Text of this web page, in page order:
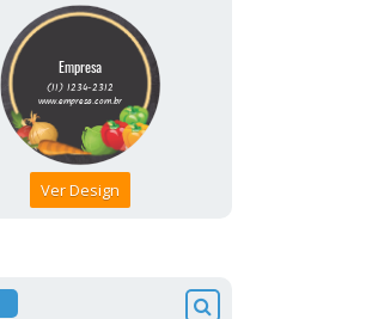
Ver Design